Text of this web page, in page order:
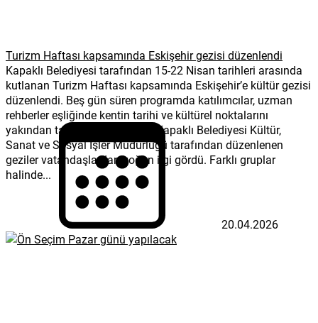
Turizm Haftası kapsamında Eskişehir gezisi düzenlendi
Kapaklı Belediyesi tarafından 15-22 Nisan tarihleri arasında
kutlanan Turizm Haftası kapsamında Eskişehir’e kültür gezisi
düzenlendi. Beş gün süren programda katılımcılar, uzman
rehberler eşliğinde kentin tarihi ve kültürel noktalarını
yakından tanıma fırsatı buldu Kapaklı Belediyesi Kültür,
Sanat ve Sosyal İşler Müdürlüğü tarafından düzenlenen
geziler vatandaşlardan yoğun ilgi gördü. Farklı gruplar
halinde...
20.04.2026